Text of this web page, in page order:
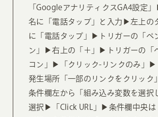
「GoogleアナリティクスGA4設定
名に「電話タップ」と入力▶︎左上の
に「電話タップ」▶︎トリガーの「ペ
ン」▶︎右上の「＋」▶︎トリガーの「
コン」▶︎「クリック-リンクのみ」▶︎
発生場所「一部のリンクをクリック
条件欄左から「組み込み変数を選択
選択▶︎「Click URL」▶︎条件欄中央は